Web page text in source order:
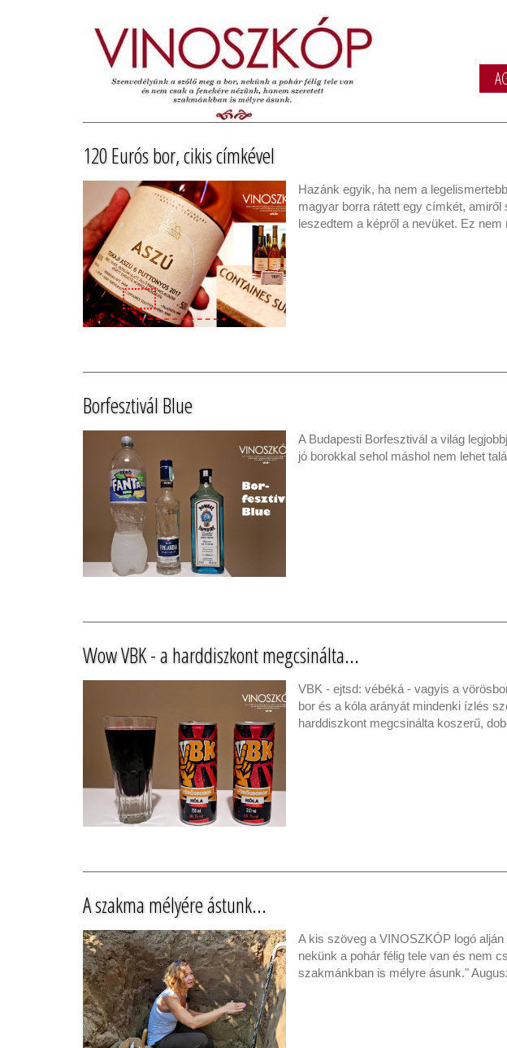
120 Eurós bor, cikis címkével
Hazánk egyik, ha nem a
magyar borra rátett egy címkét,
leszedtem a képről a nevüket. Ez
Borfesztivál Blue
A Budapesti Borfesztivál a világ
jó borokkal sehol máshol nem lehet
Wow VBK - a harddiszkont megcsinálta...
VBK - ejtsd: vébéká - vagyis a
bor és a kóla arányát mindenki ízlés
harddiszkont megcsinálta koszerű,
A szakma mélyére ástunk...
A kis szöveg a VINOSZKÓP logó
nekünk a pohár félig tele van és nem
szakmánkban is mélyre ásunk."